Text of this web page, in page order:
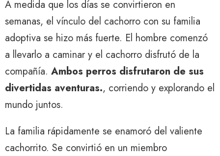
A medida que los días se convirtieron en
semanas, el vínculo del cachorro con su familia
adoptiva se hizo más fuerte. El hombre comenzó
a llevarlo a caminar y el cachorro disfrutó de la
compañía. Ambos perros disfrutaron de sus
divertidas aventuras., corriendo y explorando el
mundo juntos.
La familia rápidamente se enamoró del valiente
cachorrito. Se convirtió en un miembro